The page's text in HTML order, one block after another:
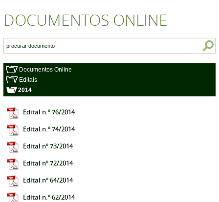
DOCUMENTOS ONLINE
Documentos Online
Editais
2014
Edital n.º 76/2014
Edital n.º 74/2014
Edital nº 73/2014
Edital nº 72/2014
Edital nº 64/2014
Edital n.º 62/2014